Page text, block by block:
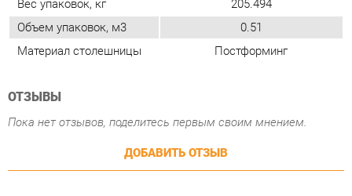
Пока нет отзывов, поделитесь первым своим мнением.
ДОБАВИТЬ ОТЗЫВ
ПОХОЖИЕ ТОВАРЫ